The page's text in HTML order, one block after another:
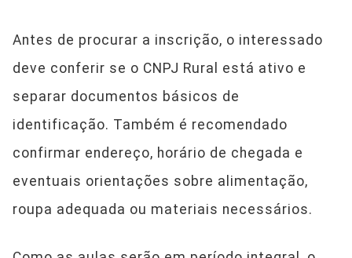
Antes de procurar a inscrição, o interessado
deve conferir se o CNPJ Rural está ativo e
separar documentos básicos de
identificação. Também é recomendado
confirmar endereço, horário de chegada e
eventuais orientações sobre alimentação,
roupa adequada ou materiais necessários.